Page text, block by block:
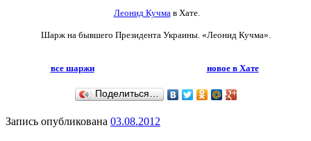
Леонид Кучма в Хате.
Шарж на бывшего Президента Украины. «Леонид Кучма».
все шаржи новое в Хате
Поделиться…
Запись опубликована 03.08.2012